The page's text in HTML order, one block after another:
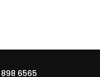
6565